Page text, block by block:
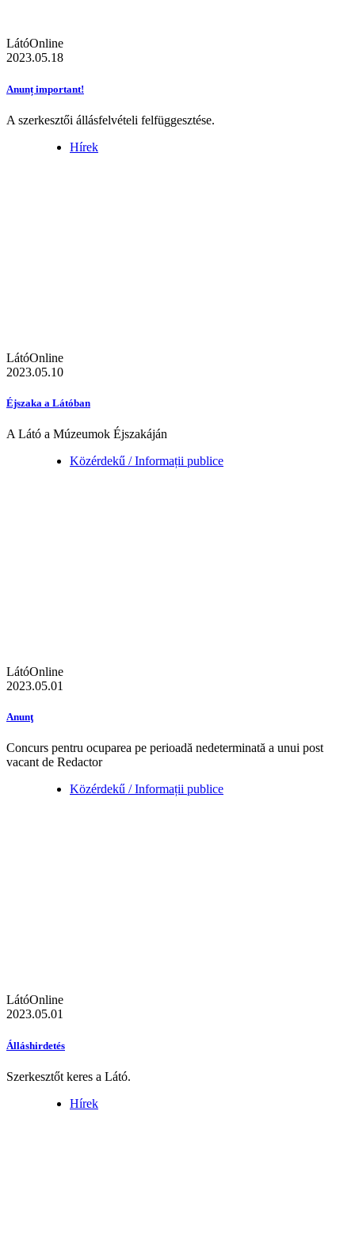
LátóOnline
2023.05.18
Anunț important!
A szerkesztői állásfelvételi felfüggesztése.
Hírek
LátóOnline
2023.05.10
Éjszaka a Látóban
A Látó a Múzeumok Éjszakáján
Közérdekű / Informații publice
LátóOnline
2023.05.01
Anunţ
Concurs pentru ocuparea pe perioadă nedeterminată a unui post
vacant de Redactor
Közérdekű / Informații publice
LátóOnline
2023.05.01
Álláshirdetés
Szerkesztőt keres a Látó.
Hírek